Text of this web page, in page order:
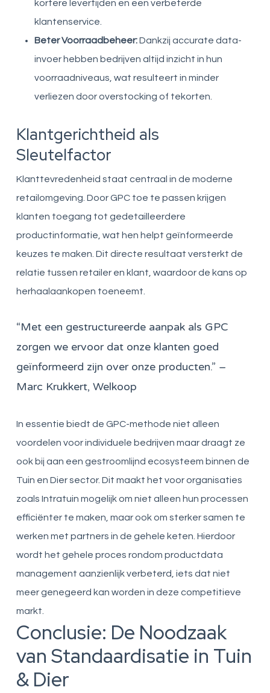
kortere levertijden en een verbeterde
klantenservice.
Beter Voorraadbeheer:Dankzij accurate data-
invoer hebben bedrijven altijd inzicht in hun
voorraadniveaus, wat resulteert in minder
verliezen door overstocking of tekorten.
Klantgerichtheid als
Sleutelfactor
Klanttevredenheid staat centraal in de moderne
retailomgeving. Door GPC toe te passen krijgen
klanten toegang tot gedetailleerdere
productinformatie, wat hen helpt geïnformeerde
keuzes te maken. Dit directe resultaat versterkt de
relatie tussen retailer en klant, waardoor de kans op
herhaalaankopen toeneemt.
“Met een gestructureerde aanpak als GPC
zorgen we ervoor dat onze klanten goed
geïnformeerd zijn over onze producten.” –
Marc Krukkert, Welkoop
In essentie biedt de GPC-methode niet alleen
voordelen voor individuele bedrijven maar draagt ze
ook bij aan een gestroomlijnd ecosysteem binnen de
Tuin en Dier sector. Dit maakt het voor organisaties
zoals Intratuin mogelijk om niet alleen hun processen
efficiënter te maken, maar ook om sterker samen te
werken met partners in de gehele keten. Hierdoor
wordt het gehele proces rondom productdata
management aanzienlijk verbeterd, iets dat niet
meer genegeerd kan worden in deze competitieve
markt.
Conclusie: De Noodzaak
van Standaardisatie in Tuin
& Dier